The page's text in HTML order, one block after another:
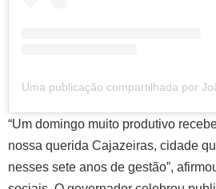
“Um domingo muito produtivo
nossa querida Cajazeiras, cidade
nesses sete anos de gestão”,